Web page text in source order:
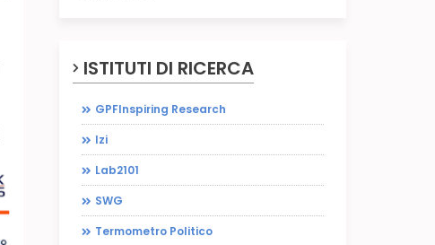
ISTITUTI DI RICERCA
GPFInspiring Research
Izi
Lab2101
SWG
Termometro Politico